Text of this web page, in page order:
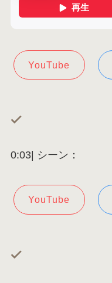
YouTube
0:03| シーン：
YouTube